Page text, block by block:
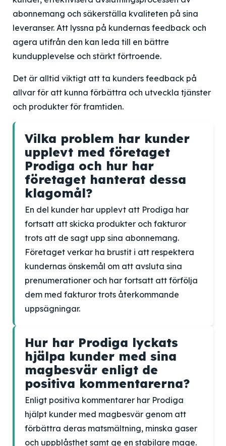
abonnemang och säkerställa kvaliteten på sina
leveranser. Att lyssna på kundernas feedback och
agera utifrån den kan leda till en bättre
kundupplevelse och stärkt förtroende.
Det är alltid viktigt att ta kunders feedback på
allvar för att kunna förbättra och utveckla tjänster
och produkter för framtiden.
Vilka problem har kunder
upplevt med företaget
Prodiga och hur har
företaget hanterat dessa
klagomål?
En del kunder har upplevt att Prodiga har
fortsatt att skicka produkter och fakturor
trots att de sagt upp sina abonnemang.
Företaget verkar ha brustit i att respektera
kundernas önskemål om att avsluta sina
prenumerationer och har fortsatt att förfölja
dem med fakturor trots återkommande
uppsägningar.
Hur har Prodiga lyckats
hjälpa kunder med sina
magbesvär enligt de
positiva kommentarerna?
Enligt positiva kommentarer har Prodiga
hjälpt kunder med magbesvär genom att
förbättra deras matsmältning, minska gaser
och uppblåsthet samt ge en stabilare mage.